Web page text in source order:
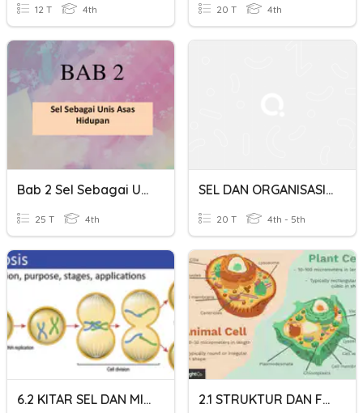
12 T 4th 20 T 4th
Bab 2 Sel Sebagai Unit Asas Kehidupan
25 T 4th
SEL DAN ORGANISASI SEL
20 T 4th - 5th
6.2 KITAR SEL DAN MITOSIS 2.1 STRUKTUR DAN FUNGSI SEL